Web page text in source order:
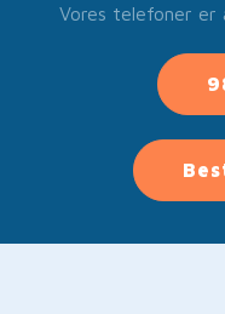
Vores telefoner er